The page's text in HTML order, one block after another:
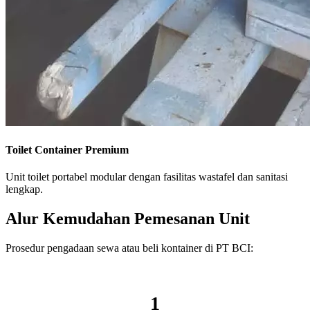
Toilet Container Premium
Unit toilet portabel modular dengan fasilitas wastafel dan sanitasi
lengkap.
Alur Kemudahan Pemesanan Unit
Prosedur pengadaan sewa atau beli kontainer di PT BCI:
1